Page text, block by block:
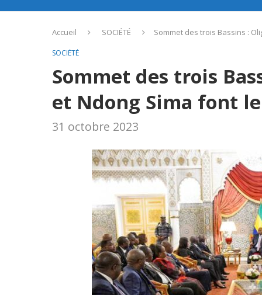
Accueil SOCIÉTÉ Sommet des trois Bassins :
SOCIÉTÉ
Sommet des trois
et Ndong Sima font
31 octobre 2023